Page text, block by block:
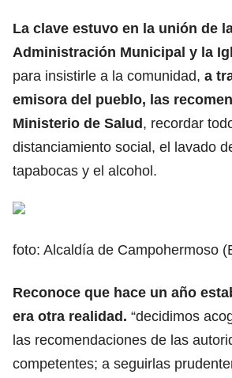
La clave estuvo en la unión de
Administración Municipal y la
para insistirle a la comunidad, a
emisora del pueblo, las
Ministerio de Salud, recordar
distanciamiento social, el lavado
tapabocas y el alcohol.
foto: Alcaldía de Campohermoso
Reconoce que hace un año
era otra realidad. “decidimos
las recomendaciones de las
competentes; a seguirlas